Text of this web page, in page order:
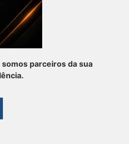
parceiros da sua